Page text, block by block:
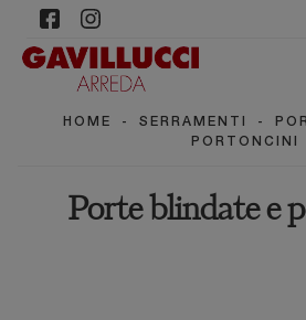
HOME - SERRAMENTI -
PORTONCINI
Porte blindate e